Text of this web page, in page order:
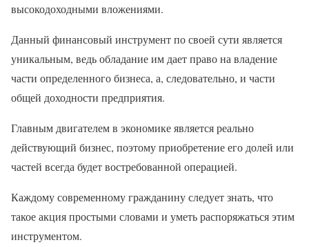
высокодоходными вложениями.
Данный финансовый инструмент по своей сути является
уникальным, ведь обладание им дает право на владение
части определенного бизнеса, а, следовательно, и части
общей доходности предприятия.
Главным двигателем в экономике является реально
действующий бизнес, поэтому приобретение его долей или
частей всегда будет востребованной операцией.
Каждому современному гражданину следует знать, что
такое акция простыми словами и уметь распоряжаться этим
инструментом.